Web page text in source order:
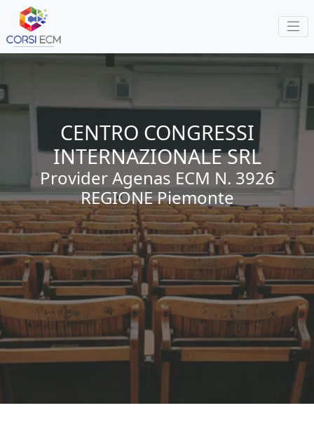
CENTRO CONGRESSI
INTERNAZIONALE SRL
Provider Agenas ECM N. 3926
REGIONEPiemonte